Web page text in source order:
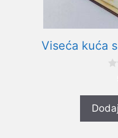
Viseća kuća